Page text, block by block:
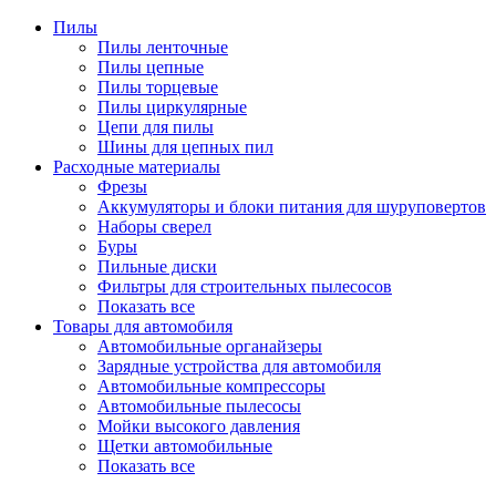
Пилы
Пилы ленточные
Пилы цепные
Пилы торцевые
Пилы циркулярные
Цепи для пилы
Шины для цепных пил
Расходные материалы
Фрезы
Аккумуляторы и блоки питания для шуруповертов
Наборы сверел
Буры
Пильные диски
Фильтры для строительных пылесосов
Показать все
Товары для автомобиля
Автомобильные органайзеры
Зарядные устройства для автомобиля
Автомобильные компрессоры
Автомобильные пылесосы
Мойки высокого давления
Щетки автомобильные
Показать все